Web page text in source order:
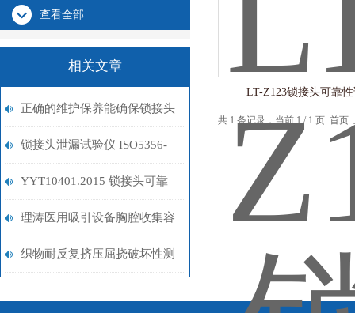
查看全部
相关文章
正确的维护保养能确保锁接头
可靠性试验仪的安全使用
锁接头泄漏试验仪 ISO5356-
1:2004 轴向力范围0-80N
YYT10401.2015 锁接头可靠
性试验仪 相关知识普及
理涛医用吸引设备胸腔收集容
器空气泄漏测试仪
织物耐反复挤压屈挠破坏性测
LT-Z123锁接头可靠
共 1 条记录，当前 1 / 1 页 首